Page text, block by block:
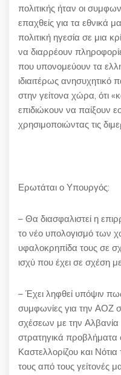
πολιτικής ήταν οι
επαχθείς για τα εθνικά
πολιτική ηγεσία σε μια
να διαρρέουν
που υπονομεύουν τα
ιδιαιτέρως ανησυχητικό
στην γείτονα χώρα, ότι
επιδιώκουν να παίξουν
χρησιμοποιώντας τις
Ερωτάται ο Υπουργός:
– Θα διασφαλιστεί η
το νέο υπολογισμό των
υφαλοκρηπίδα τους σε
ισχύ που έχει σε σχέση
– Έχει ληφθεί υπόψιν πως
συμφωνίες για την ΑΟΖ
σχέσεων με την Αλβανία
στρατηγικά προβλήματα
Καστελλορίζου και
τους από τους γείτονές